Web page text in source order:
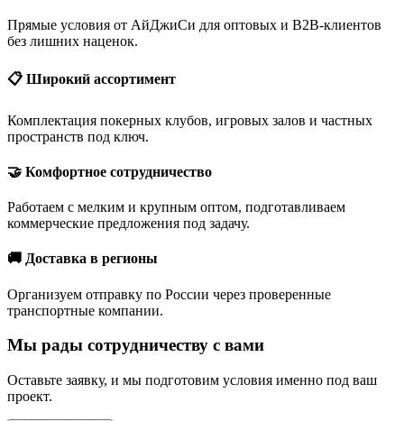
Прямые условия от АйДжиСи для оптовых и B2B-клиентов
без лишних наценок.
📋 Широкий ассортимент
Комплектация покерных клубов, игровых залов и частных
пространств под ключ.
🤝 Комфортное сотрудничество
Работаем с мелким и крупным оптом, подготавливаем
коммерческие предложения под задачу.
🚚 Доставка в регионы
Организуем отправку по России через проверенные
транспортные компании.
Мы рады сотрудничеству с вами
Оставьте заявку, и мы подготовим условия именно под ваш
проект.